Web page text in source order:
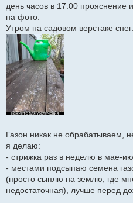
е
н
е
день часов в 17.00 прояснение
на фото.
Утром на садовом верстаке снег:
Газон никак не обрабатываем,
я делаю:
- стрижка раз в неделю в мае-
- местами подсыпаю семена
(просто сыплю на землю, где
недостаточная), лучше перед